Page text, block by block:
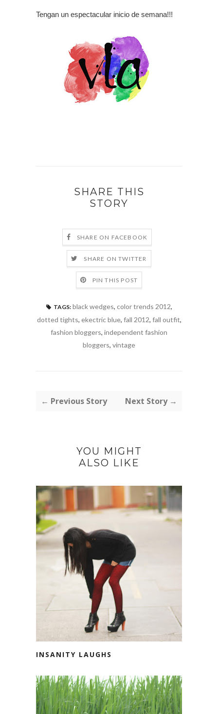
Tengan un espectacular inicio de semana!!!
SHARE THIS
STORY
SHARE ON FACEBOOK
SHARE ON TWITTER
PIN THIS POST
TAGS: black wedges, color trends 2012,
dotted tights, ekectric blue, fall 2012, fall outfit,
fashion bloggers, independent fashion
bloggers, vintage
← Previous Story Next Story →
YOU MIGHT
ALSO LIKE
INSANITY LAUGHS